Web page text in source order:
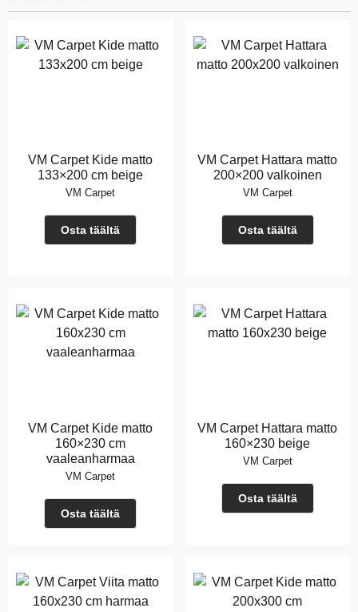
VM Carpet Kide matto
133×200 cm beige
VM Carpet
Osta täältä
VM Carpet Hattara matto
200×200 valkoinen
VM Carpet
Osta täältä
VM Carpet Kide matto
160×230 cm
vaaleanharmaa
VM Carpet
Osta täältä
VM Carpet Hattara matto
160×230 beige
VM Carpet
Osta täältä